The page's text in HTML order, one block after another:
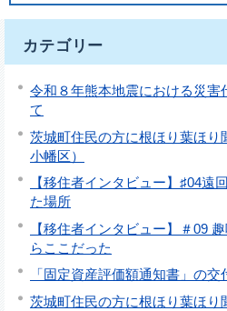
カテゴリー
令和８年熊本地震における災害
て
茨城町住民の方に根ほり葉ほり
小幡区）
【移住者インタビュー】♯04遠
た場所
【移住者インタビュー】＃09
らここだった
「固定資産評価額通知書」の交
茨城町住民の方に根ほり葉ほり